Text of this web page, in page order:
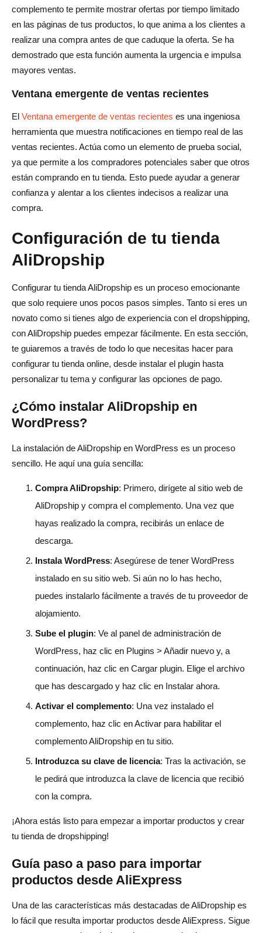
complemento te permite mostrar ofertas por tiempo limitado
en las páginas de tus productos, lo que anima a los clientes a
realizar una compra antes de que caduque la oferta. Se ha
demostrado que esta función aumenta la urgencia e impulsa
mayores ventas.
Ventana emergente de ventas recientes
El Ventana emergente de ventas recientes es una ingeniosa
herramienta que muestra notificaciones en tiempo real de las
ventas recientes. Actúa como un elemento de prueba social,
ya que permite a los compradores potenciales saber que otros
están comprando en tu tienda. Esto puede ayudar a generar
confianza y alentar a los clientes indecisos a realizar una
compra.
Configuración de tu tienda
AliDropship
Configurar tu tienda AliDropship es un proceso emocionante
que solo requiere unos pocos pasos simples. Tanto si eres un
novato como si tienes algo de experiencia con el dropshipping,
con AliDropship puedes empezar fácilmente. En esta sección,
te guiaremos a través de todo lo que necesitas hacer para
configurar tu tienda online, desde instalar el plugin hasta
personalizar tu tema y configurar las opciones de pago.
¿Cómo instalar AliDropship en
WordPress?
La instalación de AliDropship en WordPress es un proceso
sencillo. He aquí una guía sencilla:
Compra AliDropship: Primero, dirígete al sitio web de
AliDropship y compra el complemento. Una vez que
hayas realizado la compra, recibirás un enlace de
descarga.
Instala WordPress: Asegúrese de tener WordPress
instalado en su sitio web. Si aún no lo has hecho,
puedes instalarlo fácilmente a través de tu proveedor de
alojamiento.
Sube el plugin: Ve al panel de administración de
WordPress, haz clic en Plugins > Añadir nuevo y, a
continuación, haz clic en Cargar plugin. Elige el archivo
que has descargado y haz clic en Instalar ahora.
Activar el complemento: Una vez instalado el
complemento, haz clic en Activar para habilitar el
complemento AliDropship en tu sitio.
Introduzca su clave de licencia: Tras la activación, se
le pedirá que introduzca la clave de licencia que recibió
con la compra.
¡Ahora estás listo para empezar a importar productos y crear
tu tienda de dropshipping!
Guía paso a paso para importar
productos desde AliExpress
Una de las características más destacadas de AliDropship es
lo fácil que resulta importar productos desde AliExpress. Sigue